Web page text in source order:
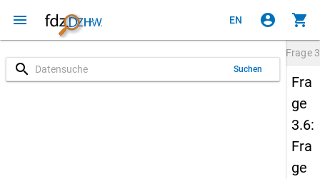
menu EN account_circle shopping_cart
search Suchen
Frage
Fra
ge
3.6:
Fra
ge